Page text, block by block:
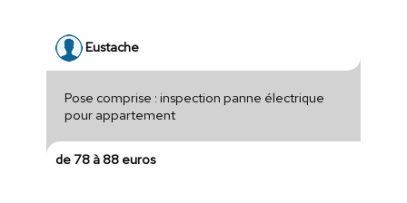
Eustache
Pose comprise : inspection panne électrique
pour appartement
de 78 à 88 euros